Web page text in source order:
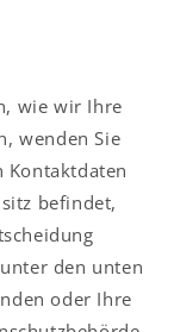
wie wir Ihre
wenden Sie
Kontaktdaten
befindet,
den unten
oder Ihre